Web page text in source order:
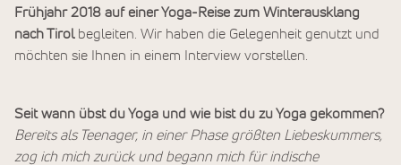
Frühjahr 2018 auf einer Yoga-Reise zum Winterausklang
nach Tirolbegleiten. Wir haben die Gelegenheit genutzt und
möchten sie Ihnen in einem Interview vorstellen.
Seit wann übst du Yoga und wie bist du zu Yoga gekommen?
Bereits als Teenager, in einer Phase größten Liebeskummers,
zog ich mich zurück und begann mich für indische